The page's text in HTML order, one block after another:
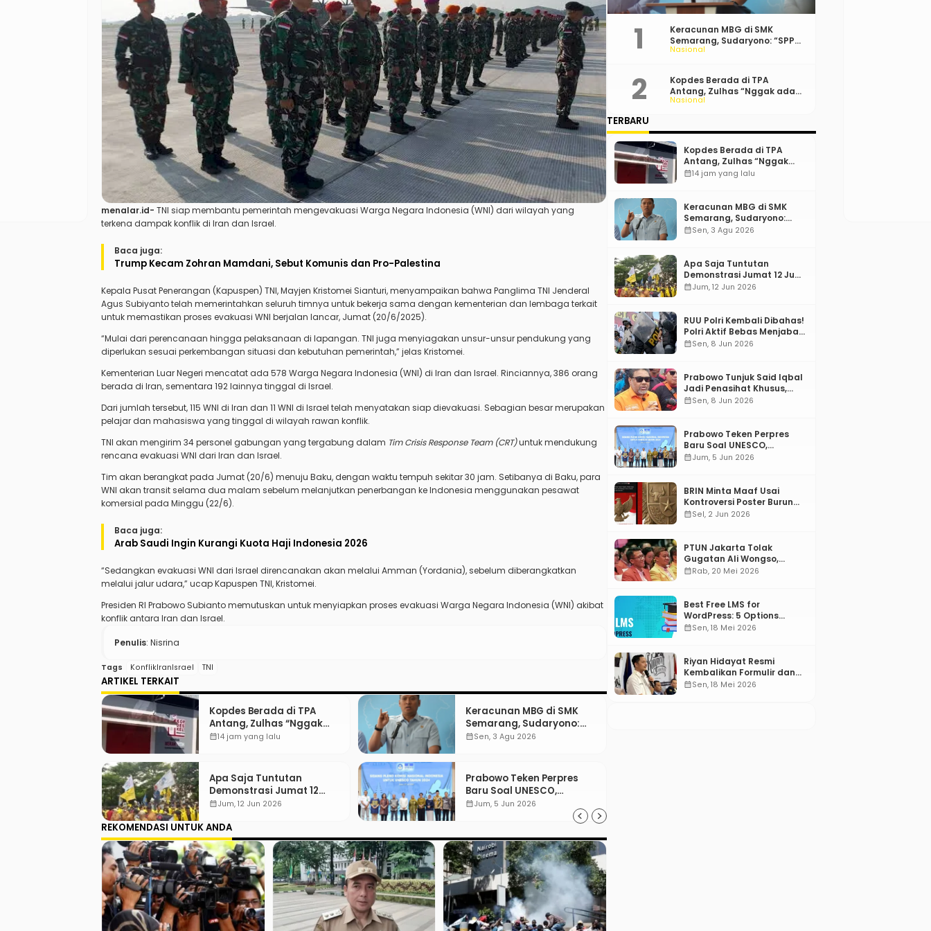
menalar.id- TNI siap membantu pemerintah mengevakuasi Warga Negara Indonesia (WNI) dari wilayah yang
terkena dampak konflik di Iran dan Israel.
Baca juga:
Trump Kecam Zohran Mamdani, Sebut Komunis dan Pro-Palestina
Kepala Pusat Penerangan (Kapuspen) TNI, Mayjen Kristomei Sianturi, menyampaikan bahwa Panglima TNI Jenderal
Agus Subiyanto telah memerintahkan seluruh timnya untuk bekerja sama dengan kementerian dan lembaga terkait
untuk memastikan proses evakuasi WNI berjalan lancar, Jumat (20/6/2025).
“Mulai dari perencanaan hingga pelaksanaan di lapangan. TNI juga menyiagakan unsur-unsur pendukung yang
diperlukan sesuai perkembangan situasi dan kebutuhan pemerintah,” jelas Kristomei.
Kementerian Luar Negeri mencatat ada 578 Warga Negara Indonesia (WNI) di Iran dan Israel. Rinciannya, 386 orang
berada di Iran, sementara 192 lainnya tinggal di Israel.
Dari jumlah tersebut, 115 WNI di Iran dan 11 WNI di Israel telah menyatakan siap dievakuasi. Sebagian besar merupakan
pelajar dan mahasiswa yang tinggal di wilayah rawan konflik.
TNI akan mengirim 34 personel gabungan yang tergabung dalam Tim Crisis Response Team (CRT)untuk mendukung
rencana evakuasi WNI dari Iran dan Israel.
Tim akan berangkat pada Jumat (20/6) menuju Baku, dengan waktu tempuh sekitar 30 jam. Setibanya di Baku, para
WNI akan transit selama dua malam sebelum melanjutkan penerbangan ke Indonesia menggunakan pesawat
komersial pada Minggu (22/6).
Baca juga:
Arab Saudi Ingin Kurangi Kuota Haji Indonesia 2026
“Sedangkan evakuasi WNI dari Israel direncanakan akan melalui Amman (Yordania), sebelum diberangkatkan
melalui jalur udara,” ucap Kapuspen TNI, Kristomei.
Presiden RI Prabowo Subianto memutuskan untuk menyiapkan proses evakuasi Warga Negara Indonesia (WNI) akibat
konflik antara Iran dan Israel.
Penulis: Nisrina
Tags KonflikIranIsrael TNI
ARTIKEL TERKAIT
Kopdes Berada di TPA
Antang, Zulhas “Nggak
ada Lahan!”
calendar_month14 jam yang lalu
Keracunan MBG di SMK
Semarang, Sudaryono:
“SPPG Harus Bertanggung
calendar_monthSen, 3 Agu 2026
Apa Saja Tuntutan
Demonstrasi Jumat 12
Juni 2026?
calendar_monthJum, 12 Jun 2026
Prabowo Teken Perpres
Baru Soal UNESCO,
Tentang Apa?
calendar_monthJum, 5 Jun 2026
REKOMENDASI UNTUK ANDA
Nasional
Keracunan MBG di SMK
Semarang, Sudaryono: “SPPG
Harus Bertanggung Jawab!”
Nasional
Kopdes Berada di TPA
Antang, Zulhas “Nggak ada
Lahan!”
TERBARU
Kopdes Berada di TPA
Antang, Zulhas “Nggak
ada Lahan!”
calendar_month14 jam yang lalu
Keracunan MBG di SMK
Semarang, Sudaryono:
“SPPG Harus Bertanggung
calendar_monthSen, 3 Agu 2026
Apa Saja Tuntutan
Demonstrasi Jumat 12 Juni
2026?
calendar_monthJum, 12 Jun 2026
RUU Polri Kembali Dibahas!
Polri Aktif Bebas Menjabat
Di Manapun
calendar_monthSen, 8 Jun 2026
Prabowo Tunjuk Said Iqbal
Jadi Penasihat Khusus,
Mengapa?
calendar_monthSen, 8 Jun 2026
Prabowo Teken Perpres
Baru Soal UNESCO,
Tentang Apa?
calendar_monthJum, 5 Jun 2026
BRIN Minta Maaf Usai
Kontroversi Poster Burung
Garuda
calendar_monthSel, 2 Jun 2026
PTUN Jakarta Tolak
Gugatan Ali Wongso,
Misbakhun: Ini hadiah
calendar_monthRab, 20 Mei 2026
Best Free LMS for
WordPress: 5 Options
Compared for 2026
calendar_monthSen, 18 Mei 2026
Riyan Hidayat Resmi
Kembalikan Formulir dan
Berkas Pencalonan Ketua
calendar_monthSen, 18 Mei 2026